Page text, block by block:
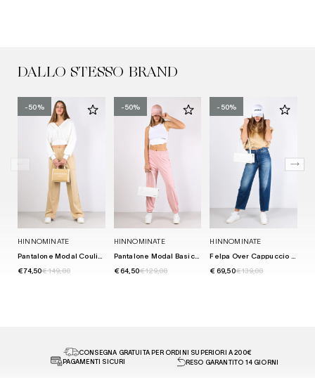
DALLO STESSO BRAND
-50%
HINNOMINATE
€ 74,50€ 149,00
-50%
HINNOMINATE
Pantalone Modal Basico Cipria
€ 64,50€ 129,00
-50%
HINNOMINATE
€ 69,50€ 139,00
CONSEGNA GRATUITA PER ORDINI SUPERIORI A 200€
PAGAMENTI SICURI
RESO GARANTITO 14 GIORNI